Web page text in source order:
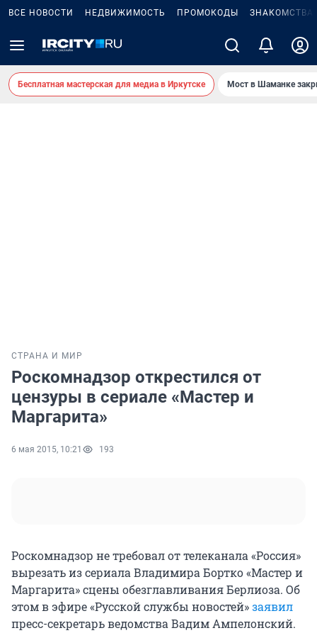
ВСЕ НОВОСТИ НЕДВИЖИМОСТЬ ПРОМОКОДЫ ЗНАКОМСТВА
Бесплатная мастерская для медиа в Иркутске Мост в Шаманке
СТРАНА И МИР
Роскомнадзор открестился от
цензуры в сериале «Мастер и
Маргарита»
6 мая 2015, 10:21 193
Роскомнадзор не требовал от телеканала «Россия»
вырезать из сериала Владимира Бортко «Мастер и
Маргарита» сцены обезглавливания Берлиоза. Об
этом в эфире «Русской службы новостей»заявил
пресс-секретарь ведомства Вадим Ампелонский.